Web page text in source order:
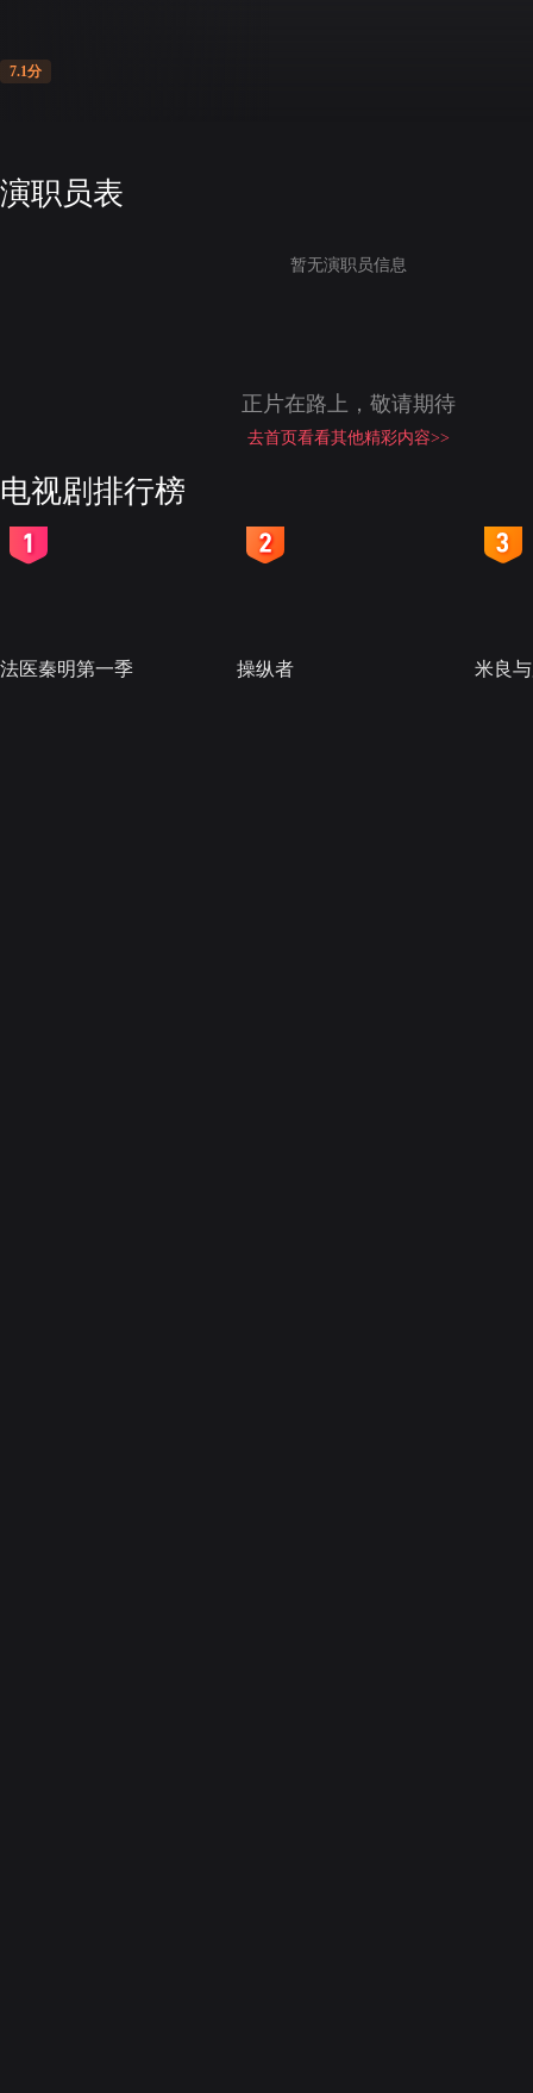
7.1分
演职员表
暂无演职员信息
正片在路上，敬请期待
去首页看看其他精彩内容>>
电视剧排行榜
法医秦明第一季 操纵者 米良